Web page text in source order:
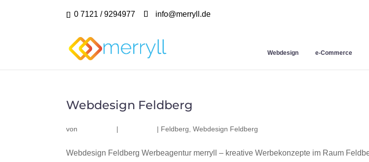
0 7121 / 9294977 info@merryll.de
Webdesign e-Commerce
Webdesign Feldberg
von | | Feldberg ,Webdesign Feldberg
Webdesign Feldberg Werbeagentur merryll – kreative Werbekonzepte im Raum